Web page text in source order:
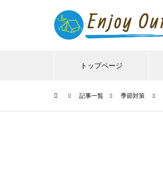
トップページ
記事一覧 季節対策